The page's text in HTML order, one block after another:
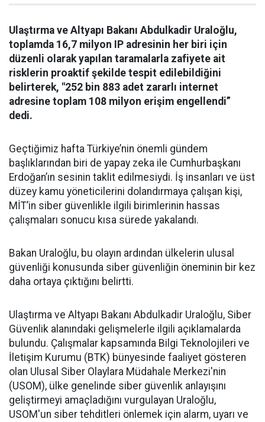
Ulaştırma ve Altyapı Bakanı Abdulkadir Uraloğlu,
toplamda 16,7 milyon IP adresinin her biri için
düzenli olarak yapılan taramalarla zafiyete ait
risklerin proaktif şekilde tespit edilebildiğini
belirterek, "252 bin 883 adet zararlı internet
adresine toplam 108 milyon erişim engellendi”
dedi.
Geçtiğimiz hafta Türkiye’nin önemli gündem
başlıklarından biri de yapay zeka ile Cumhurbaşkanı
Erdoğan’ın sesinin taklit edilmesiydi. İş insanları ve üst
düzey kamu yöneticilerini dolandırmaya çalışan kişi,
MİT’in siber güvenlikle ilgili birimlerinin hassas
çalışmaları sonucu kısa sürede yakalandı.
Bakan Uraloğlu, bu olayın ardından ülkelerin ulusal
güvenliği konusunda siber güvenliğin öneminin bir kez
daha ortaya çıktığını belirtti.
Ulaştırma ve Altyapı Bakanı Abdulkadir Uraloğlu, Siber
Güvenlik alanındaki gelişmelerle ilgili açıklamalarda
bulundu. Çalışmalar kapsamında Bilgi Teknolojileri ve
İletişim Kurumu (BTK) bünyesinde faaliyet gösteren
olan Ulusal Siber Olaylara Müdahale Merkezi'nin
(USOM), ülke genelinde siber güvenlik anlayışını
geliştirmeyi amaçladığını vurgulayan Uraloğlu,
USOM'un siber tehditleri önlemek için alarm, uyarı ve